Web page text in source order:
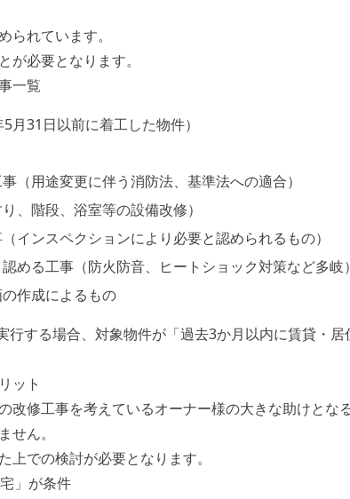
られています。
が必要となります。
一覧
月31日以前に着工した物件）
（用途変更に伴う消防法、基準法への適合）
、階段、浴室等の設備改修）
インスペクションにより必要と認められるもの）
める工事（防火防音、ヒートショック対策など多岐
作成によるもの
する場合、対象物件が「過去3か月以内に賃貸・
ット
改修工事を考えているオーナー様の大きな助けとな
せん。
上での検討が必要となります。
」が条件